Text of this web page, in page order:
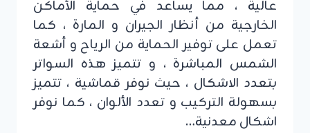
عالية ، مما يساعد في حماية الأماكن
الخارجية من أنظار الجيران و المارة ، كما
تعمل على توفير الحماية من الرياح و أشعة
الشمس المباشرة ، و تتميز هذه السواتر
بتعدد الاشكال ، حيث نوفر قماشية ، تتميز
بسهولة التركيب و تعدد الألوان ، كما نوفر
اشكال معدنية…